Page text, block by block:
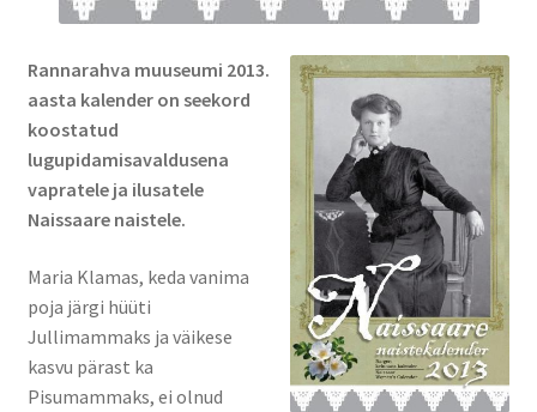
Broneeri
Majutus
Glämping
Vagunelamu
Metsamaja
Kämping
Sadam
Rannarahva muuseumi 2013.
aasta kalender on seekord
koostatud
lugupidamisavaldusena
vapratele ja ilusatele
Naissaare naistele.
Maria Klamas, keda vanima
poja järgi hüüti
Jullimammaks ja väikese
kasvu pärast ka
Pisumammaks, ei olnud